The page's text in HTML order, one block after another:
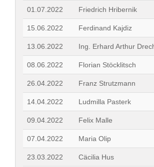
01.07.2022 Friedrich Hribernik
15.06.2022 Ferdinand Kajdiz
13.06.2022 Ing. Erhard Arthur
08.06.2022 Florian Stöcklitsch
26.04.2022 Franz Strutzmann
14.04.2022 Ludmilla Pasterk
09.04.2022 Felix Malle
07.04.2022 Maria Olip
23.03.2022 Cäcilia Hus